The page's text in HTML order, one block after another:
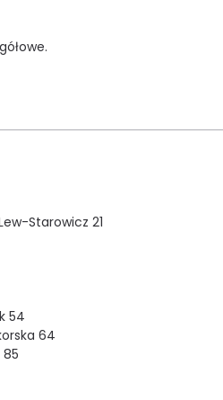
Starowicz 21
54
64